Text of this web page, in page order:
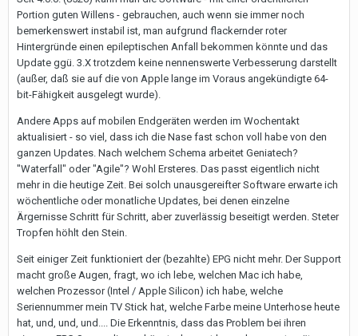
Portion guten Willens - gebrauchen, auch wenn sie immer noch
bemerkenswert instabil ist, man aufgrund flackernder roter
Hintergründe einen epileptischen Anfall bekommen könnte und das
Update ggü. 3.X trotzdem keine nennenswerte Verbesserung darstellt
(außer, daß sie auf die von Apple lange im Voraus angekündigte 64-
bit-Fähigkeit ausgelegt wurde).
Andere Apps auf mobilen Endgeräten werden im Wochentakt
aktualisiert - so viel, dass ich die Nase fast schon voll habe von den
ganzen Updates. Nach welchem Schema arbeitet Geniatech?
"Waterfall" oder "Agile"? Wohl Ersteres. Das passt eigentlich nicht
mehr in die heutige Zeit. Bei solch unausgereifter Software erwarte ich
wöchentliche oder monatliche Updates, bei denen einzelne
Ärgernisse Schritt für Schritt, aber zuverlässig beseitigt werden. Steter
Tropfen höhlt den Stein.
Seit einiger Zeit funktioniert der (bezahlte) EPG nicht mehr. Der Support
macht große Augen, fragt, wo ich lebe, welchen Mac ich habe,
welchen Prozessor (Intel / Apple Silicon) ich habe, welche
Seriennummer mein TV Stick hat, welche Farbe meine Unterhose heute
hat, und, und, und.... Die Erkenntnis, dass das Problem bei ihren